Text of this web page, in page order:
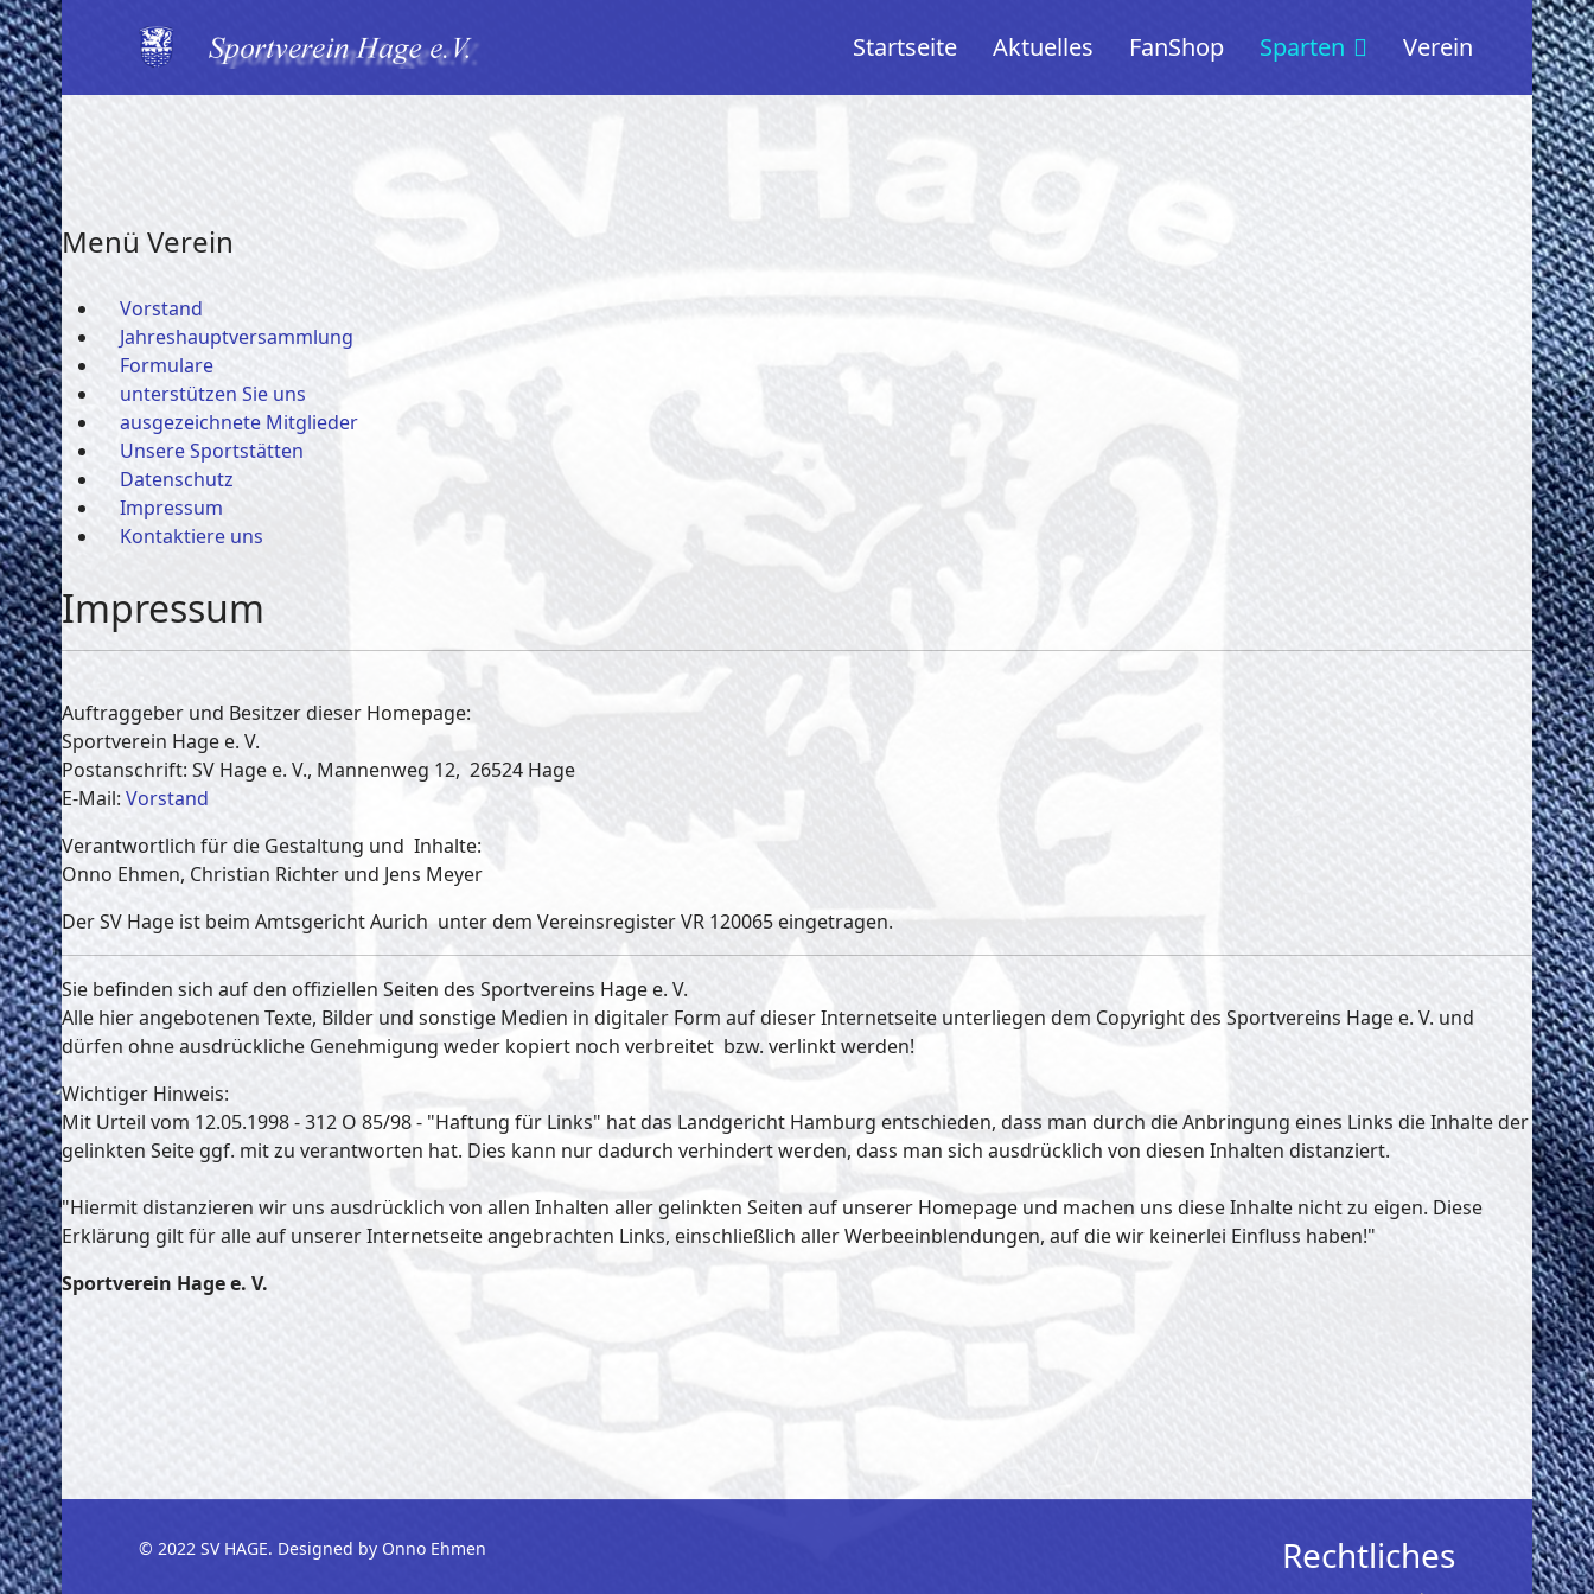
Startseite Aktuelles FanShop Sparten Verein
Menü Verein
Vorstand
Jahreshauptversammlung
Formulare
unterstützen Sie uns
ausgezeichnete Mitglieder
Unsere Sportstätten
Datenschutz
Impressum
Kontaktiere uns
Impressum
Auftraggeber und Besitzer dieser Homepage:
Sportverein Hage e. V.
Postanschrift: SV Hage e. V., Mannenweg 12, 26524 Hage
E-Mail: Vorstand
Verantwortlich für die Gestaltung und Inhalte:
Onno Ehmen, Christian Richter und Jens Meyer
Der SV Hage ist beim Amtsgericht Aurich unter dem Vereinsregister VR 120065 eingetragen.
Sie befinden sich auf den offiziellen Seiten des Sportvereins Hage e. V.
Alle hier angebotenen Texte, Bilder und sonstige Medien in digitaler Form auf dieser Internetseite unterliegen dem Copyright des Sportvereins Hage e. V. und
dürfen ohne ausdrückliche Genehmigung weder kopiert noch verbreitet bzw. verlinkt werden!
Wichtiger Hinweis:
Mit Urteil vom 12.05.1998 - 312 O 85/98 - "Haftung für Links" hat das Landgericht Hamburg entschieden, dass man durch die Anbringung eines Links die Inhalte der
gelinkten Seite ggf. mit zu verantworten hat. Dies kann nur dadurch verhindert werden, dass man sich ausdrücklich von diesen Inhalten distanziert.
"Hiermit distanzieren wir uns ausdrücklich von allen Inhalten aller gelinkten Seiten auf unserer Homepage und machen uns diese Inhalte nicht zu eigen. Diese
Erklärung gilt für alle auf unserer Internetseite angebrachten Links, einschließlich aller Werbeeinblendungen, auf die wir keinerlei Einfluss haben!"
Sportverein Hage e. V.
© 2022 SV HAGE. Designed by Onno Ehmen Rechtliches